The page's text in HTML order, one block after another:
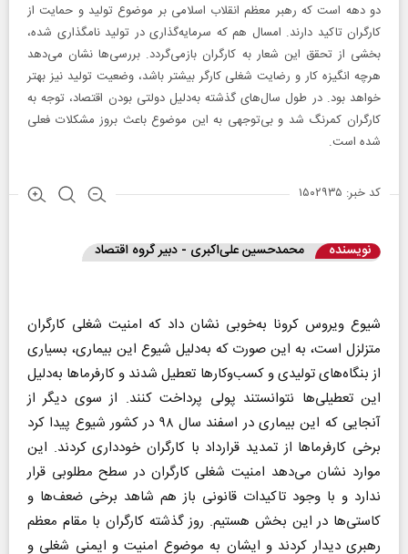
دو دهه است که رهبر معظم انقلاب اسلامی بر موضوع تولید و حمایت از
کارگران تاکید دارند. امسال هم که سرمایه‌گذاری در تولید نامگذاری شده،
بخشی از تحقق این شعار به کارگران باز‌می‌گردد. بررسی‌ها نشان می‌دهد
هرچه انگیزه کار و رضایت شغلی کارگر بیشتر باشد، وضعیت تولید نیز بهتر
خواهد بود. در طول سال‌های گذشته به‌دلیل دولتی بودن اقتصاد، توجه به
کارگران کمرنگ شد و بی‌توجهی به این موضوع باعث بروز مشکلات فعلی
شده است.
کد خبر: ۱۵۰۲۹۳۵
نویسنده محمدحسین علی‌اکبری - دبیر گروه اقتصاد
شیوع ویروس کرونا به‌خوبی نشان داد که امنیت شغلی کارگران
متزلزل است، به این صورت که به‌دلیل شیوع این بیماری، بسیاری
از بنگاه‌های تولیدی و کسب‌و‌کارها تعطیل شدند و کارفرماها به‌دلیل
این تعطیلی‌ها نتوانستند پولی پرداخت کنند. از سوی دیگر از
آنجایی که این بیماری در اسفند سال ۹۸ در کشور شیوع پیدا کرد
برخی کارفرماها از تمدید قرارداد با کارگران خودداری کردند. این
موارد نشان می‌دهد امنیت شغلی کارگران در سطح مطلوبی قرار
ندارد و با وجود تاکیدات قانونی باز هم شاهد برخی ضعف‌ها و
کاستی‌ها در این بخش هستیم. روز گذشته کارگران با مقام معظم
رهبری دیدار کردند و ایشان به موضوع امنیت و ایمنی شغلی و